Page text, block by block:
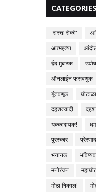
CATEGORIES
'रास्ता रोको'
आत्महत्या
ईद मुबारक
ऑनलाईन फसवणुक
गुंतवणूक
घोटाळा
दहशतवादी
धक्कादायक!
पुरस्कार
भयानक
मनोरंजन
मोठा निकाल!